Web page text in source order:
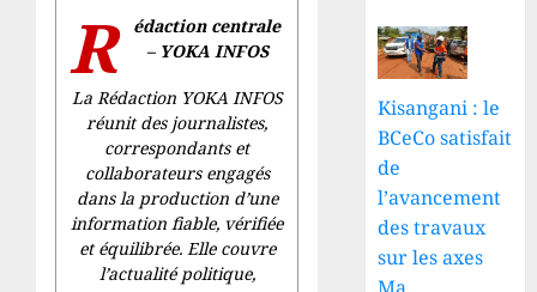
R
édaction centrale
– YOKA INFOS
La Rédaction YOKA INFOS
réunit des journalistes,
correspondants et
collaborateurs engagés
dans la production d’une
information fiable, vérifiée
et équilibrée. Elle couvre
l’actualité politique,
Kisangani : le
BCeCo satisfait
de
l’avancement
des travaux
sur les axes
Ma…